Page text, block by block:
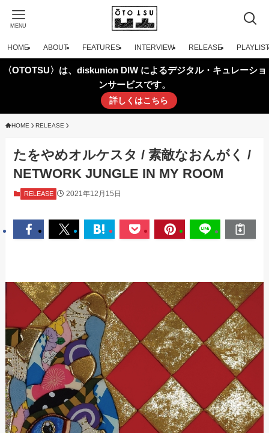
MENU
HOME ABOUT FEATURES INTERVIEW RELEASE PLAYLIST
〈OTOTSU〉は、diskunion DIW によるデジタル・キュレーショ
ンサービスです。
詳しくはこちら
HOME RELEASE
たをやめオルケスタ / 素敵なおんがく /
NETWORK JUNGLE IN MY ROOM
RELEASE 2021年12月15日